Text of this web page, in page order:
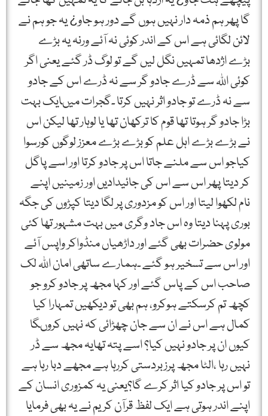
گا پھر ہم ذمہ دار نہیں ہوں گے دور ہو جاو¿ یہ جو ہم نے
لائن لگائی ہے اس کے اندر کوئی نہ آئے ورنہ یہ بڑے
بڑے اژدھا تمہیں نگل لیں گے تو لوگ ڈر گئے یعنی اگر
کوئی اﷲ سے ڈرے جادو گر سے نہ ڈرے اس کے جادو
سے نہ ڈرے تو جادو اثر نہیں کرتا ۔گجرات میںایک بہت
بڑا جادو گر ہوتا تھا قوم کا ترکھان تھا یا لوہار تھا لیکن اس
نے بڑے بڑے اہل علم کو بڑے بڑے معزز لوگوں کورسوا
کیاجو اس سے ملنے جاتا اس پر جادو کرتا اور اسے پاگل
کر دیتا پھر اس سے اس کی جائیدادیں اور زمینیں اپنے
نام لکھوا لیتا اور اس کو مزدوری پر لگا دیتا کپڑوں کی جگہ
بوری پہنا دیتا وہ اس جاد وگری میں بہت مشہور تھا کئی
مولوی حضرات بھی گئے اور داڑھیاں منڈواکر واپس آئے
اور اس سے تسخیر ہو گئے ۔ہمارے ساتھی امان اﷲ لک
صاحب اس کے پاس گئے اور کہا مجھ پر جادو کرو جو
کچھ تم کرسکتے ہوکرو، ہم بھی تو دیکھیں تمہارا کیا
کمال ہے اس نے ان سے جان چھڑائی کہ نہیں کروںگا
کیوں ان پر جادو نہیں کیا؟ اسے پتہ تھایہ مجھ سے ڈر
نہیں رہا ،الٹا مجھ پرزبردستی کررہا ہے مجھے دبا رہا ہے
تو اس پر جادو کیا اثر کرے گا؟یعنی یہ کمزوری انسان کے
اپنے اندر ہوتی ہے ایک لفظ قرآن کریم نے یہ بھی فرمایا